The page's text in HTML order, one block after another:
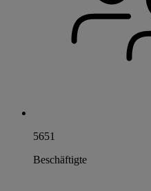
5651
Beschäftigte